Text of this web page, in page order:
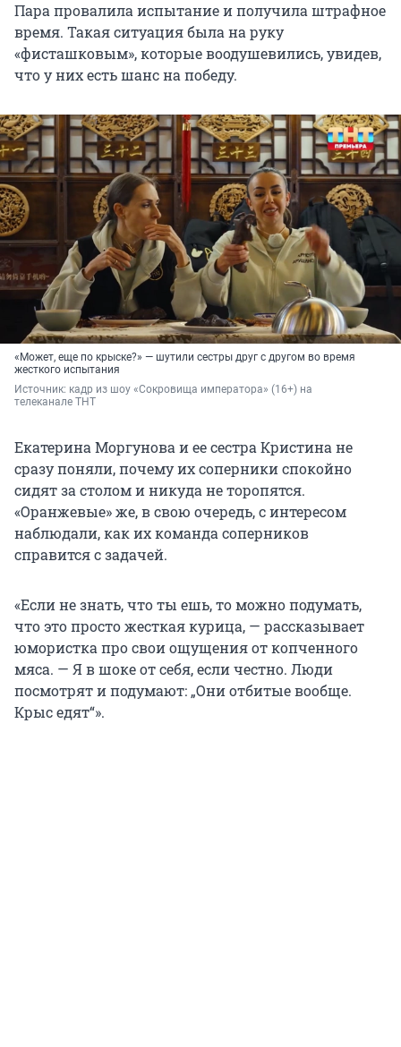
Пара провалила испытание и получила штрафное
время. Такая ситуация была на руку
«фисташковым», которые воодушевились, увидев,
что у них есть шанс на победу.
«Может, еще по крыске?» — шутили сестры друг с другом во время
жесткого испытания
Источник: кадр из шоу «Сокровища императора» (16+) на
телеканале ТНТ
Екатерина Моргунова и ее сестра Кристина не
сразу поняли, почему их соперники спокойно
сидят за столом и никуда не торопятся.
«Оранжевые» же, в свою очередь, с интересом
наблюдали, как их команда соперников
справится с задачей.
«Если не знать, что ты ешь, то можно подумать,
что это просто жесткая курица, — рассказывает
юмористка про свои ощущения от копченного
мяса. — Я в шоке от себя, если честно. Люди
посмотрят и подумают: „Они отбитые вообще.
Крыс едят“».